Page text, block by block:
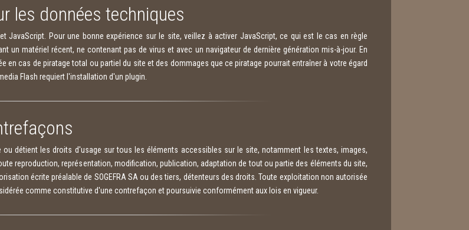
les données techniques
JavaScript. Pour une bonne expérience sur le site, veillez à activer JavaScript, ce qui est le cas en règle
un matériel récent, ne contenant pas de virus et avec un navigateur de dernière génération mis-à-jour. En
en cas de piratage total ou partiel du site et des dommages que ce piratage pourrait entraîner à votre égard
Flash requiert l'installation d'un plugin.
ou détient les droits d'usage sur tous les éléments accessibles sur le site, notamment les textes, images,
reproduction, représentation, modification, publication, adaptation de tout ou partie des éléments du site,
écrite préalable de SOGEFRA SA ou des tiers, détenteurs des droits. Toute exploitation non autorisée
comme constitutive d'une contrefaçon et poursuivie conformément aux lois en vigueur.